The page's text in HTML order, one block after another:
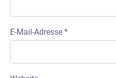
E-Mail-Adresse *